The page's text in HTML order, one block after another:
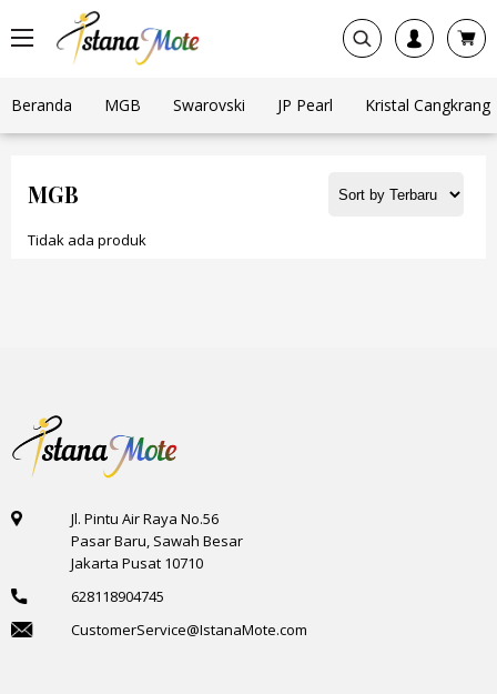
Beranda MGB Swarovski JP Pearl Kristal Cangkrang
MGB
Tidak ada produk
Jl. Pintu Air Raya No.56
Pasar Baru, Sawah Besar
Jakarta Pusat 10710
628118904745
CustomerService@IstanaMote.com